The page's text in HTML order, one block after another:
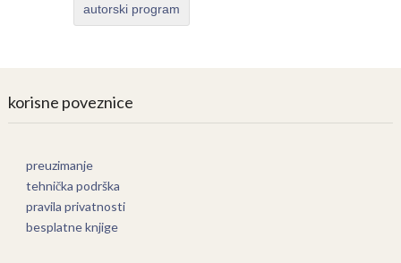
autorski program
korisne poveznice
preuzimanje
tehnička podrška
pravila privatnosti
besplatne knjige